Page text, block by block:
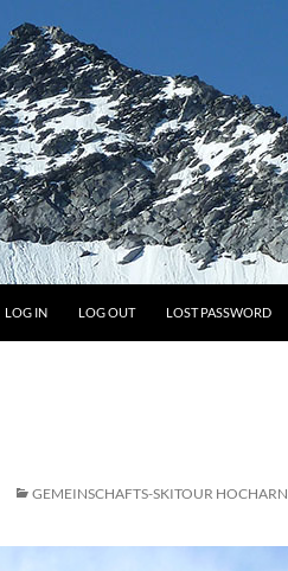
LOG IN LOG OUT LOST PASSWORD
GEMEINSCHAFTS-SKITOUR HOCHARN